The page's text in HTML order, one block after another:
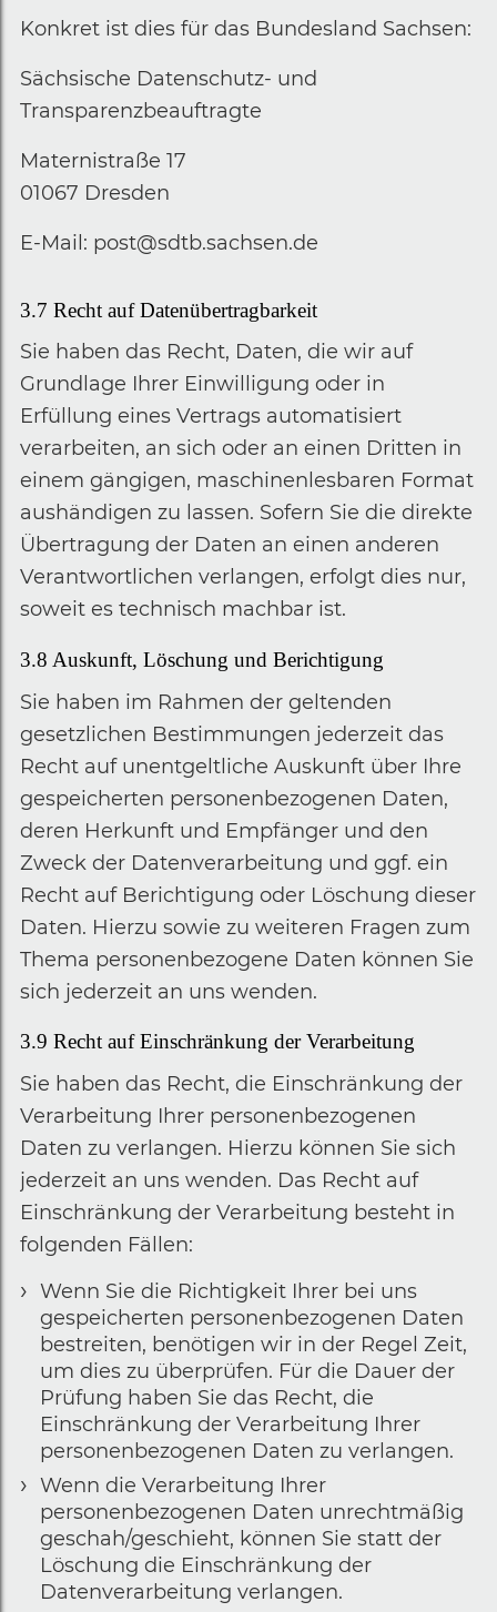
Konkret ist dies für das Bundesland Sachsen:
Sächsische Datenschutz- und
Transparenzbeauftragte
Maternistraße 17
01067 Dresden
E-Mail: post@sdtb.sachsen.de
3.7 Recht auf Datenübertragbarkeit
Sie haben das Recht, Daten, die wir auf
Grundlage Ihrer Einwilligung oder in
Erfüllung eines Vertrags automatisiert
verarbeiten, an sich oder an einen Dritten in
einem gängigen, maschinenlesbaren Format
aushändigen zu lassen. Sofern Sie die direkte
Übertragung der Daten an einen anderen
Verantwortlichen verlangen, erfolgt dies nur,
soweit es technisch machbar ist.
3.8 Auskunft, Löschung und Berichtigung
Sie haben im Rahmen der geltenden
gesetzlichen Bestimmungen jederzeit das
Recht auf unentgeltliche Auskunft über Ihre
gespeicherten personenbezogenen Daten,
deren Herkunft und Empfänger und den
Zweck der Datenverarbeitung und ggf. ein
Recht auf Berichtigung oder Löschung dieser
Daten. Hierzu sowie zu weiteren Fragen zum
Thema personenbezogene Daten können Sie
sich jederzeit an uns wenden.
3.9 Recht auf Einschränkung der Verarbeitung
Sie haben das Recht, die Einschränkung der
Verarbeitung Ihrer personenbezogenen
Daten zu verlangen. Hierzu können Sie sich
jederzeit an uns wenden. Das Recht auf
Einschränkung der Verarbeitung besteht in
folgenden Fällen:
Wenn Sie die Richtigkeit Ihrer bei uns
gespeicherten personenbezogenen Daten
bestreiten, benötigen wir in der Regel Zeit,
um dies zu überprüfen. Für die Dauer der
Prüfung haben Sie das Recht, die
Einschränkung der Verarbeitung Ihrer
personenbezogenen Daten zu verlangen.
Wenn die Verarbeitung Ihrer
personenbezogenen Daten unrechtmäßig
geschah/geschieht, können Sie statt der
Löschung die Einschränkung der
Datenverarbeitung verlangen.